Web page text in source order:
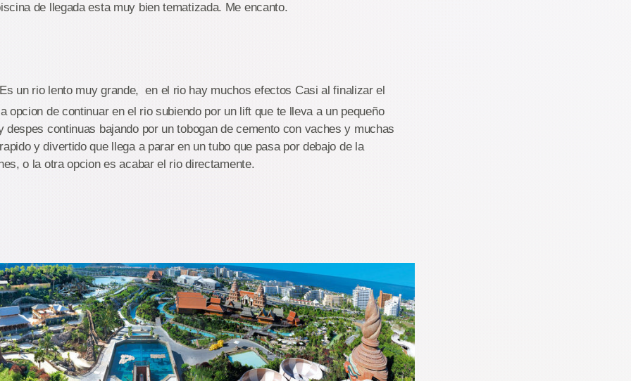
de llegada esta muy bien tematizada. Me encanto.
un rio lento muy grande, en el rio hay muchos efectos Casi al finalizar el
opcion de continuar en el rio subiendo por un lift que te lleva a un pequeño
despes continuas bajando por un tobogan de cemento con vaches y muchas
y divertido que llega a parar en un tubo que pasa por debajo de la
o la otra opcion es acabar el rio directamente.